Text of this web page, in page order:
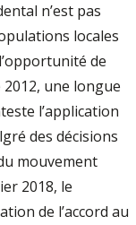
n’est pas
locales
de
une longue
l’application
des décisions
mouvement
2018, le
de l’accord au